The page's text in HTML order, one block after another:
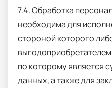
7.4. Обработка
необходима для
стороной которого
по которому является
данных, а также для